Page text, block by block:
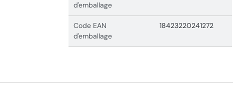
d'emballage
Code EAN
d'emballage
18423220241272